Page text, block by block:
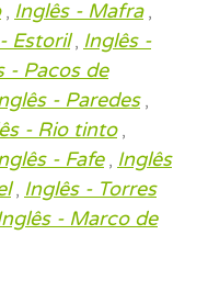
, Inglês - Mafra,
Estoril, Inglês -
- Pacos de
- Paredes,
- Rio tinto,
- Fafe, Inglês
, Inglês - Torres
- Marco de